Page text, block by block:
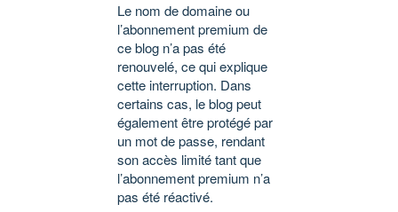
Le nom de domaine ou
l’abonnement premium de
ce blog n’a pas été
renouvelé, ce qui explique
cette interruption. Dans
certains cas, le blog peut
également être protégé par
un mot de passe, rendant
son accès limité tant que
l’abonnement premium n’a
pas été réactivé.